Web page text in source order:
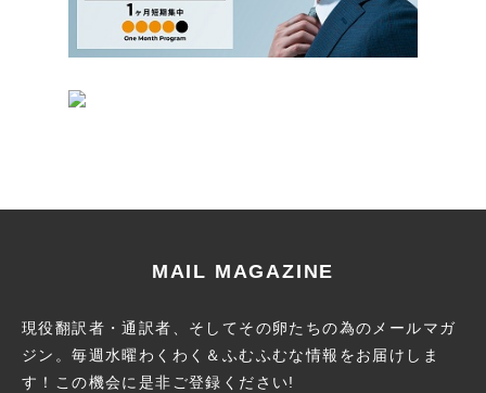
MAIL MAGAZINE
現役翻訳者・通訳者、そしてその卵たちの為のメールマガ
ジン。毎週水曜わくわく＆ふむふむな情報をお届けしま
す！この機会に 是非ご登録ください!